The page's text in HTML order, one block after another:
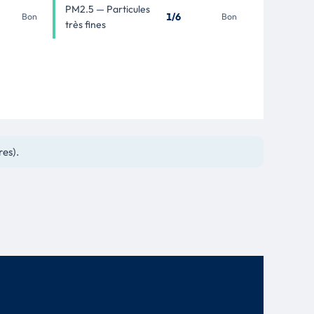
Bon
PM2.5 — Particules
très fines
1/6 Bon